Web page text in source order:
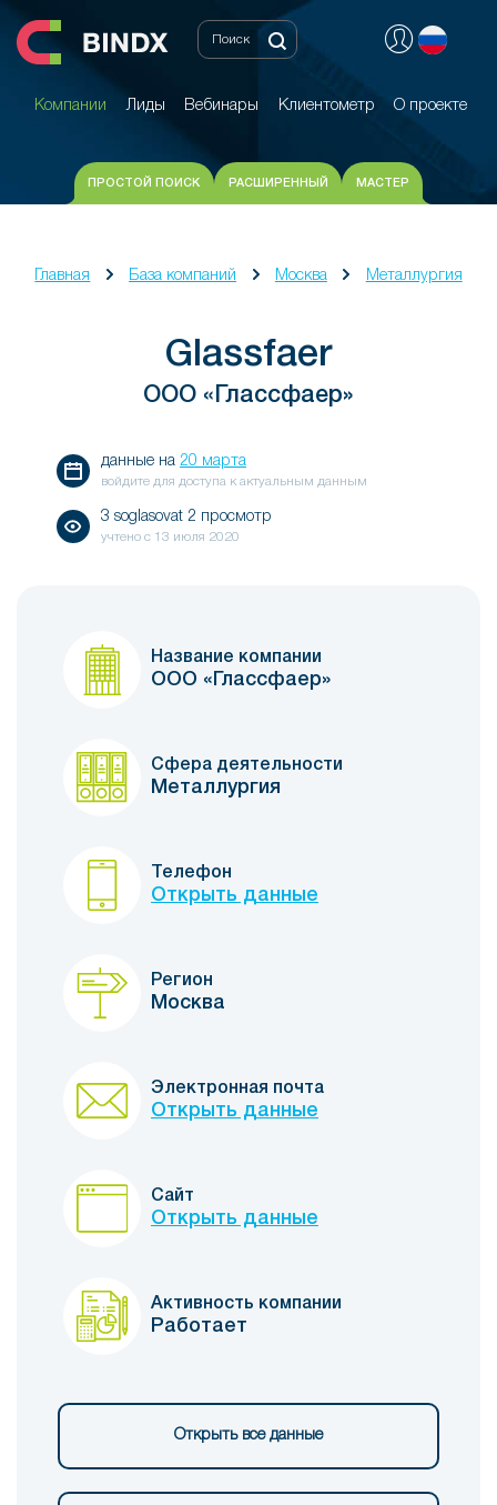
Компании Лиды Вебинары Клиентометр О проекте
Компании Лиды Вебинары Клиентометр О проекте
ПРОСТОЙ ПОИСК РАСШИРЕННЫЙ МАСТЕР
Главная База компаний Москва Металлургия
Glassfaer
ООО «Глассфаер»
данные на 20 марта
войдите для доступа к актуальным данным
3 soglasovat 2 просмотр
учтено с 13 июля 2020
Название компании
ООО «Глассфаер»
Сфера деятельности
Металлургия
Телефон
Открыть данные
Регион
Москва
Электронная почта
Открыть данные
Сайт
Открыть данные
Активность компании
Работает
Открыть все данные